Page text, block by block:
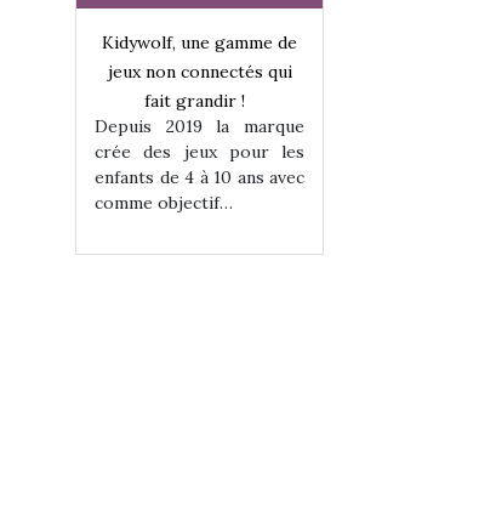
Kidywolf, une gamme de
jeux non connectés qui
fait grandir !
Depuis 2019 la marque
crée des jeux pour les
enfants de 4 à 10 ans avec
comme objectif…